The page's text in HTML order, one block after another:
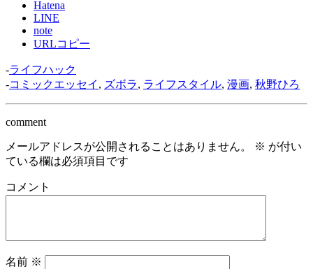
Hatena
LINE
note
URLコピー
-ライフハック
-コミックエッセイ , ズボラ, ライフスタイル, 漫画, 秋野ひろ
comment
メールアドレスが公開されることはありません。 ※ が付い
ている欄は必須項目です
コメント
名前 ※